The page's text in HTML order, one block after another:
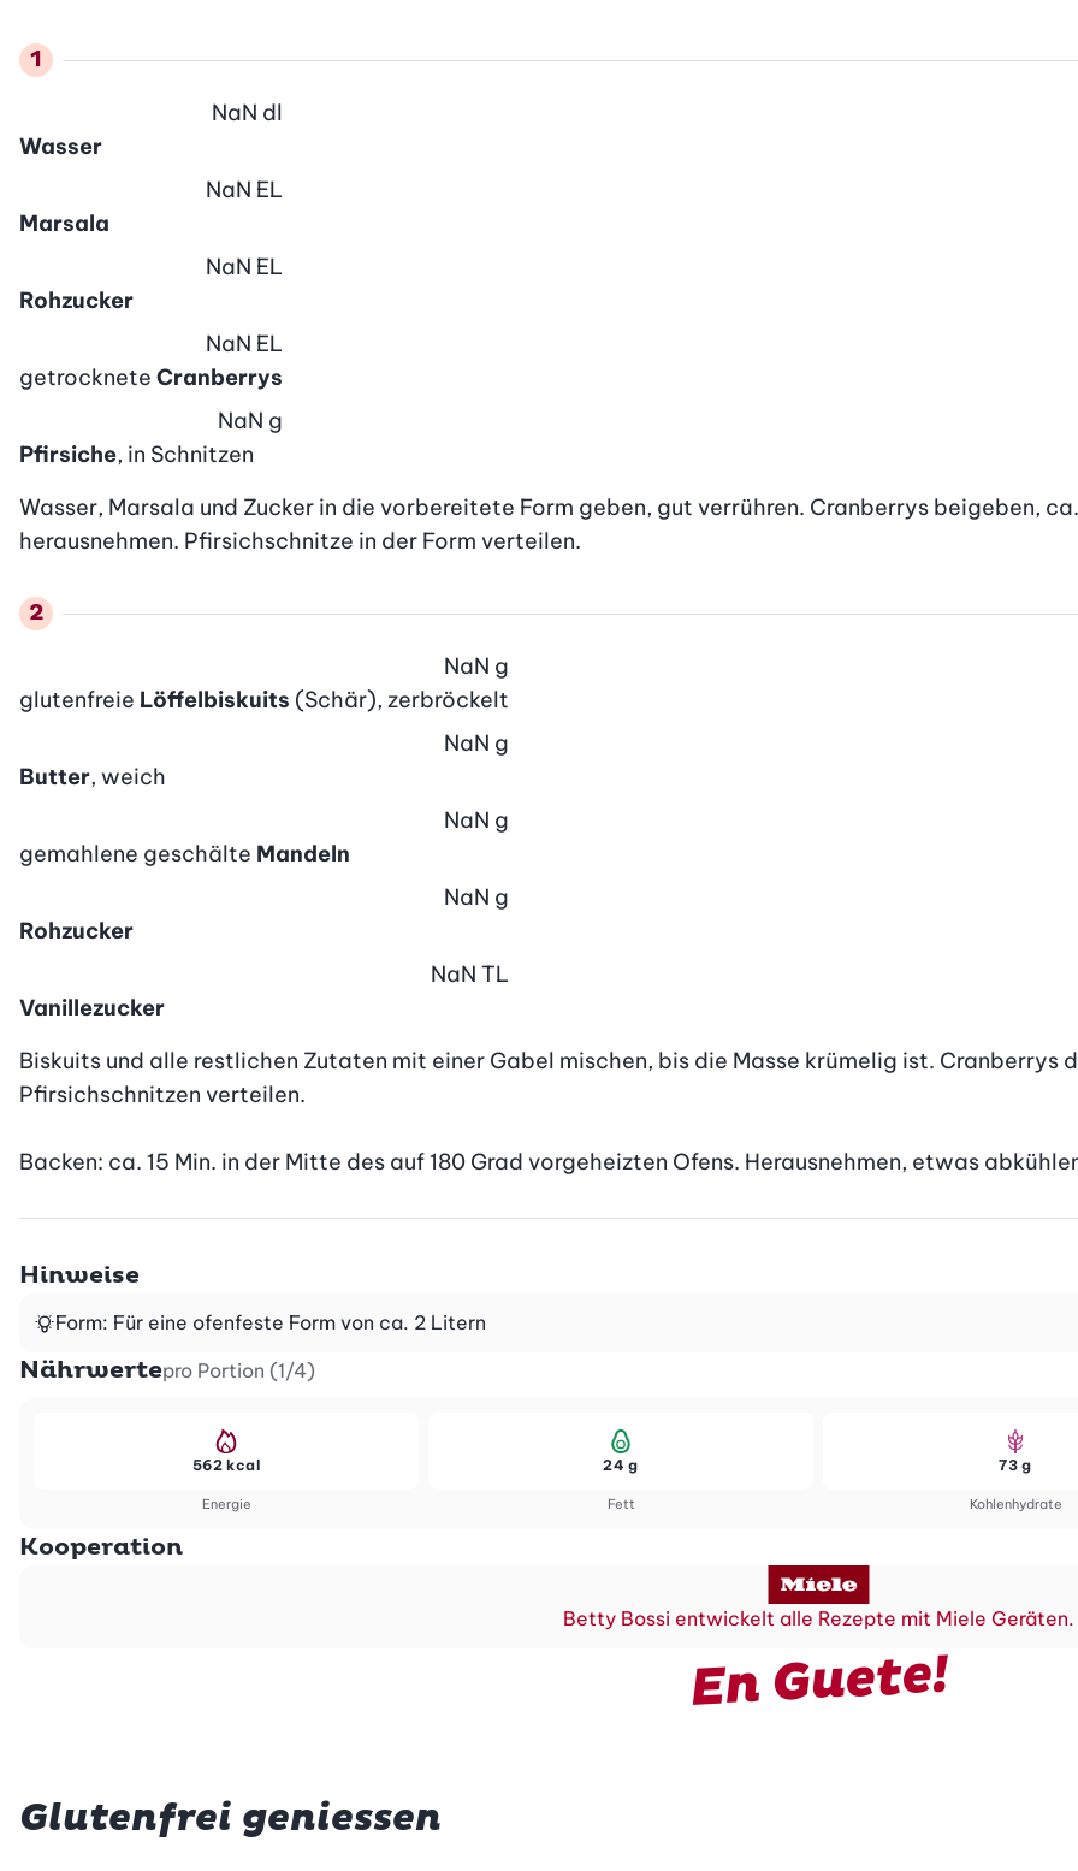
Wasser
NaN dl
Marsala
NaN EL
Rohzucker
NaN EL
getrocknete Cranberrys
NaN EL
Pfirsiche, in Schnitzen
NaN g
Wasser, Marsala und Zucker in die vorbereitete Form geben, gut verrühren. Cranberrys beigeben,
herausnehmen. Pfirsichschnitze in der Form verteilen.
glutenfreie Löffelbiskuits (Schär), zerbröckelt
NaN g
Butter, weich
NaN g
gemahlene geschälte Mandeln
NaN g
Rohzucker
NaN g
Vanillezucker
NaN TL
Biskuits und alle restlichen Zutaten mit einer Gabel mischen, bis die Masse krümelig ist. Cranberrys
Pfirsichschnitzen verteilen.
Backen: ca. 15 Min. in der Mitte des auf 180 Grad vorgeheizten Ofens. Herausnehmen, etwas
Hinweise
Form: Für eine ofenfeste Form von ca. 2 Litern
Nährwertepro Portion (1/4)
Energie
562 kcal
Fett
24 g
Kohlenhydrate
73 g
Kooperation
Betty Bossi entwickelt alle Rezepte mit Miele Geräten.
En Guete!
Glutenfrei geniessen